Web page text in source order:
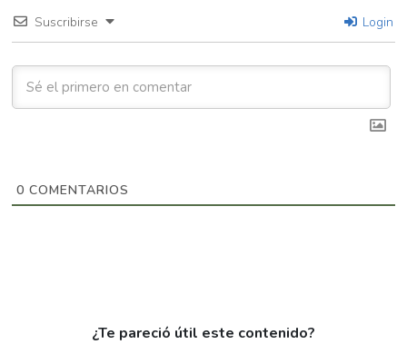
Suscribirse Login
0 COMENTARIOS
¿Te pareció útil este contenido?